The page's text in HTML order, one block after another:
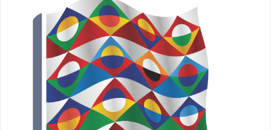
Online casino
Bettingappar
Stryktipset